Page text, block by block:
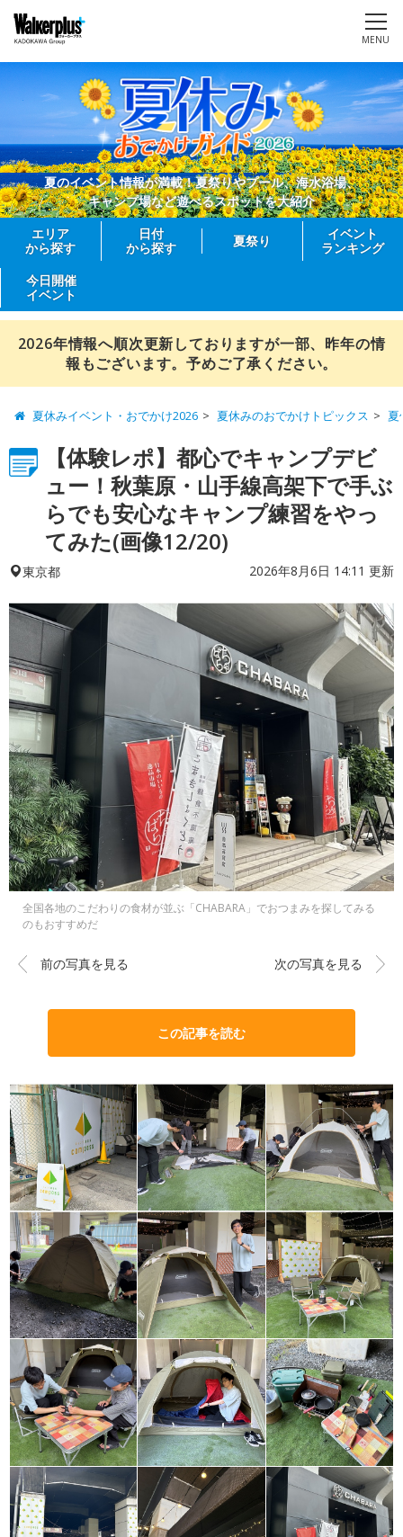
MENU
夏のイベント情報が満載！夏祭りやプール、海水浴場、
キャンプ場など遊べるスポットを大紹介
エリア
から探す
日付
から探す
夏祭り
イベント
ランキング
今日開催
イベント
2026年情報へ順次更新しておりますが一部、昨年の情
報もございます。予めご了承ください。
夏休みイベント・おでかけ2026 夏休みのおでかけトピックス 夏
【体験レポ】都心でキャンプデビ
ュー！秋葉原・山手線高架下で手ぶ
らでも安心なキャンプ練習をやっ
てみた(画像12/20)
東京都 2026年8月6日 14:11 更新
全国各地のこだわりの食材が並ぶ「CHABARA」でおつまみを探してみる
のもおすすめだ
前の写真を見る 次の写真を見る
この記事を読む